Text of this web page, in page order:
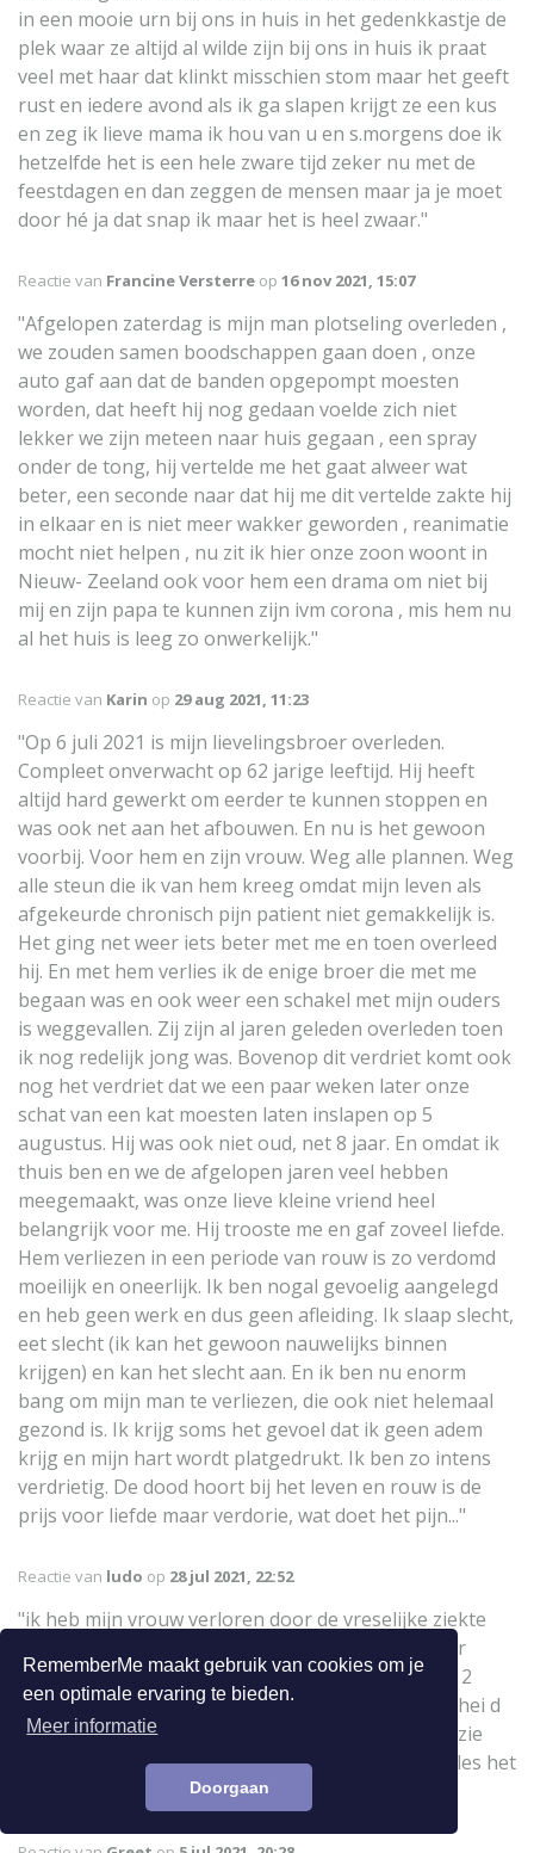
RememberMe maakt gebruik van cookies om je
een optimale ervaring te bieden.
Meer informatie
Doorgaan
in een mooie urn bij ons in huis in het gedenkkastje de
plek waar ze altijd al wilde zijn bij ons in huis ik praat
veel met haar dat klinkt misschien stom maar het geeft
rust en iedere avond als ik ga slapen krijgt ze een kus
en zeg ik lieve mama ik hou van u en s.morgens doe ik
hetzelfde het is een hele zware tijd zeker nu met de
feestdagen en dan zeggen de mensen maar ja je moet
door hé ja dat snap ik maar het is heel zwaar."
Reactie van Francine Versterre op 16 nov 2021, 15:07
"Afgelopen zaterdag is mijn man plotseling overleden ,
we zouden samen boodschappen gaan doen , onze
auto gaf aan dat de banden opgepompt moesten
worden, dat heeft hij nog gedaan voelde zich niet
lekker we zijn meteen naar huis gegaan , een spray
onder de tong, hij vertelde me het gaat alweer wat
beter, een seconde naar dat hij me dit vertelde zakte hij
in elkaar en is niet meer wakker geworden , reanimatie
mocht niet helpen , nu zit ik hier onze zoon woont in
Nieuw- Zeeland ook voor hem een drama om niet bij
mij en zijn papa te kunnen zijn ivm corona , mis hem nu
al het huis is leeg zo onwerkelijk."
Reactie van Karin op 29 aug 2021, 11:23
"Op 6 juli 2021 is mijn lievelingsbroer overleden.
Compleet onverwacht op 62 jarige leeftijd. Hij heeft
altijd hard gewerkt om eerder te kunnen stoppen en
was ook net aan het afbouwen. En nu is het gewoon
voorbij. Voor hem en zijn vrouw. Weg alle plannen. Weg
alle steun die ik van hem kreeg omdat mijn leven als
afgekeurde chronisch pijn patient niet gemakkelijk is.
Het ging net weer iets beter met me en toen overleed
hij. En met hem verlies ik de enige broer die met me
begaan was en ook weer een schakel met mijn ouders
is weggevallen. Zij zijn al jaren geleden overleden toen
ik nog redelijk jong was. Bovenop dit verdriet komt ook
nog het verdriet dat we een paar weken later onze
schat van een kat moesten laten inslapen op 5
augustus. Hij was ook niet oud, net 8 jaar. En omdat ik
thuis ben en we de afgelopen jaren veel hebben
meegemaakt, was onze lieve kleine vriend heel
belangrijk voor me. Hij trooste me en gaf zoveel liefde.
Hem verliezen in een periode van rouw is zo verdomd
moeilijk en oneerlijk. Ik ben nogal gevoelig aangelegd
en heb geen werk en dus geen afleiding. Ik slaap slecht,
eet slecht (ik kan het gewoon nauwelijks binnen
krijgen) en kan het slecht aan. En ik ben nu enorm
bang om mijn man te verliezen, die ook niet helemaal
gezond is. Ik krijg soms het gevoel dat ik geen adem
krijg en mijn hart wordt platgedrukt. Ik ben zo intens
verdrietig. De dood hoort bij het leven en rouw is de
prijs voor liefde maar verdorie, wat doet het pijn..."
Reactie van ludo op 28 jul 2021, 22:52
"ik heb mijn vrouw verloren door de vreselijke ziekte
corona;op 6 mei dit jaar .met de ziekenwagen naar
ziekenhuis 10 dagen ongelooflijke pijn en daarna 2
dagen in coma en gedaan,geen bezoek geen afschei d
probeer het maar te verwerken ik kan het niet ik zie
geen toekomst meer ,liefst zou ik stoppen met alles het
heeft allemaal geen zin meer zonder haar"